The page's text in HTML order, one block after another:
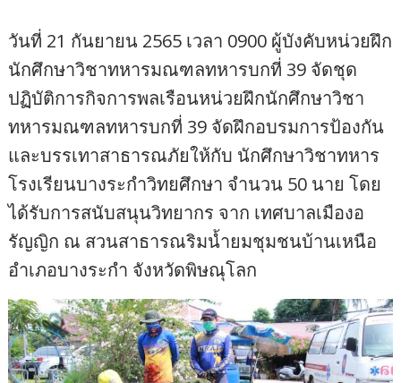
วันที่ 21 กันยายน 2565 เวลา 0900 ผู้บังคับหน่วยฝึก
นักศึกษาวิชาทหารมณฑลทหารบกที่ 39 จัดชุด
ปฏิบัติการกิจการพลเรือนหน่วยฝึกนักศึกษาวิชา
ทหารมณฑลทหารบกที่ 39 จัดฝึกอบรมการป้องกัน
และบรรเทาสาธารณภัยให้กับ นักศึกษาวิชาทหาร
โรงเรียนบางระกำวิทยศึกษา จำนวน 50 นาย โดย
ได้รับการสนับสนุนวิทยากร จาก เทศบาลเมืองอ
รัญญิก ณ สวนสาธารณริมน้ำยมชุมชนบ้านเหนือ
อำเภอบางระกำ จังหวัดพิษณุโลก